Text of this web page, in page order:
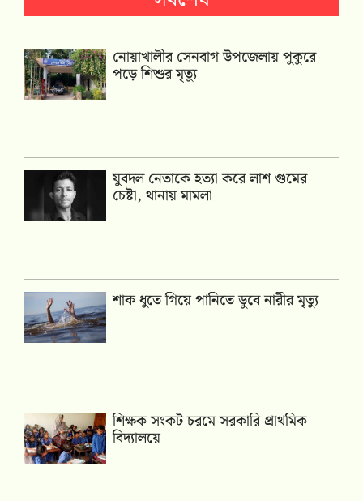
নোয়াখালীর সেনবাগ উপজেলায় পুকুরে
পড়ে শিশুর মৃত্যু
যুবদল নেতাকে হত্যা করে লাশ গুমের
চেষ্টা, থানায় মামলা
শাক ধুতে গিয়ে পানিতে ডুবে নারীর মৃত্যু
শিক্ষক সংকট চরমে সরকারি প্রাথমিক
বিদ্যালয়ে